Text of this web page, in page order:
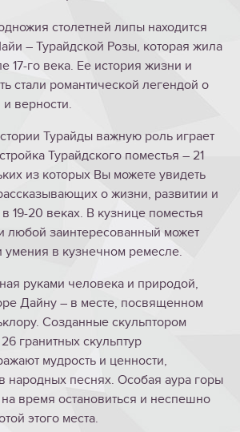
столетней липы находится
– Турайдской Розы, которая жила
17-го века. Ее история жизни и
стали романтической легендой о
верности.
Турайды важную роль играет
Турайдского поместья – 21
из которых Вы можете увидеть
о жизни, развитии и
19-20 веках. В кузнице поместья
любой заинтересованный может
умения в кузнечном ремесле.
руками человека и природой,
Дайну – в месте, посвященном
Созданные скульптором
гранитных скульптур
мудрость и ценности,
песнях. Особая аура горы
время остановиться и неспешно
этого места.